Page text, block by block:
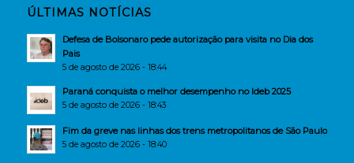
ÚLTIMAS NOTÍCIAS
Defesa de Bolsonaro pede autorização para visita no Dia dos
Pais
5 de agosto de 2026 - 18:44
Paraná conquista o melhor desempenho no Ideb 2025
5 de agosto de 2026 - 18:43
Fim da greve nas linhas dos trens metropolitanos de São Paulo
5 de agosto de 2026 - 18:40